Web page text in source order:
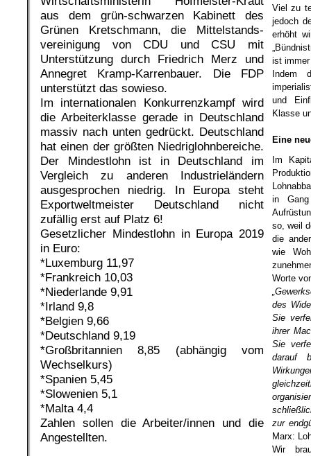
aus dem grün-schwarzen Kabinett des
Grünen Kretschmann, die Mittelstands-
vereinigung von CDU und CSU mit
Unterstützung durch Friedrich Merz und
Annegret Kramp-Karrenbauer. Die FDP
unterstützt das sowieso.
Im internationalen Konkurrenzkampf wird
die Arbeiterklasse gerade in Deutschland
massiv nach unten gedrückt. Deutschland
hat einen der größten Niedriglohnbereiche.
Der Mindestlohn ist in Deutschland im
Vergleich zu anderen Industrieländern
ausgesprochen niedrig. In Europa steht
Exportweltmeister Deutschland nicht
zufällig erst auf Platz 6!
Gesetzlicher Mindestlohn in Europa 2019
in Euro:
*Luxemburg 11,97
*Frankreich 10,03
*Niederlande 9,91
*Irland 9,8
*Belgien 9,66
*Deutschland 9,19
*Großbritannien 8,85 (abhängig vom
Wechselkurs)
*Spanien 5,45
*Slowenien 5,1
*Malta 4,4
Zahlen sollen die Arbeiter/innen und die
Angestellten.
Viel zu
jedoch
erhöht
ist
Indem
und
Klasse
Eine
Im
in
so, weil
die
wie
Worte
des
Sie
ihrer
Sie
darauf
zur
Marx:
Wir